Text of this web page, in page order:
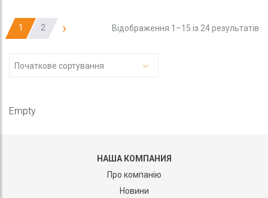
1 2 › Відображення 1–15 із 24 результатів
Початкове сортування
Empty
НАША КОМПАНИЯ
Про компанію
Новини